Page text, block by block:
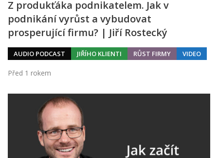
Z produkťáka podnikatelem. Jak v
podnikání vyrůst a vybudovat
prosperující firmu? | Jiří Rostecký
AUDIO PODCAST JIŘÍHO KLIENTI RŮST FIRMY VIDEO
Před 1 rokem